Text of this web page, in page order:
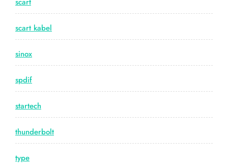
scart kabel
sinox
spdif
startech
thunderbolt
type